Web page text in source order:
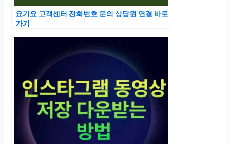
요기요 고객센터 전화번호 문의 상담원 연결 바로
가기